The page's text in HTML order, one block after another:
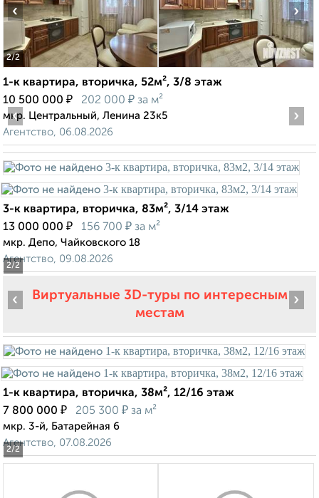
2/2
‹ ›
1-к квартира, вторичка, 52м², 3/8 этаж
10 500 000 ₽ 202 000 ₽ за м²
мкр. Центральный, Ленина 23к5
Агентство, 06.08.2026
2/2
‹ ›
3-к квартира, вторичка, 83м², 3/14 этаж
13 000 000 ₽ 156 700 ₽ за м²
мкр. Депо, Чайковского 18
Агентство, 09.08.2026
Виртуальные 3D-туры по интересным
местам
2/2
‹ ›
1-к квартира, вторичка, 38м², 12/16 этаж
7 800 000 ₽ 205 300 ₽ за м²
мкр. 3-й, Батарейная 6
Агентство, 07.08.2026